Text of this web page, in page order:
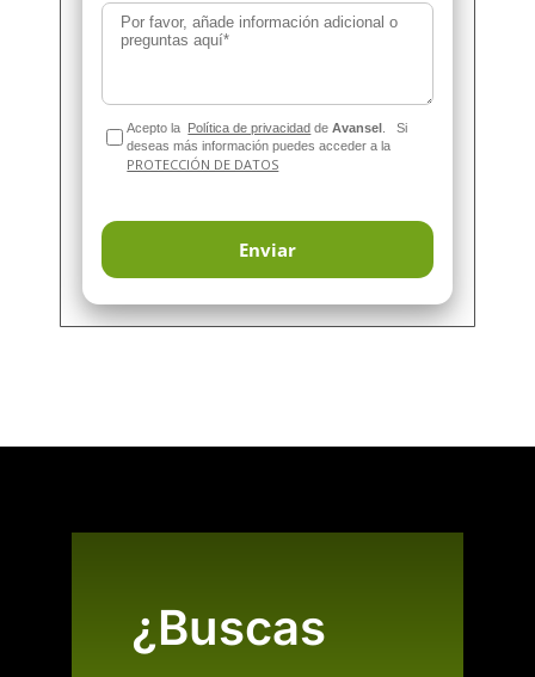
Por favor, añade información adicional o
preguntas aquí*
Acepto la Política de privacidad deAvansel .Si
deseas más información puedes acceder a la
PROTECCIÓN DE DATOS
¿Buscas